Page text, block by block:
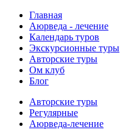
Главная
Аюрведа - лечение
Календарь туров
Экскурсионные туры
Авторские туры
Ом клуб
Блог
Авторские туры
Регулярные
Аюрведа-лечение